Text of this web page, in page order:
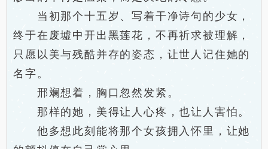
当初那个十五岁、写着干净诗句的少女，
终于在废墟中开出黑莲花，不再祈求被理解，
只愿以美与残酷并存的姿态，让世人记住她的
名字。
邢斓想着，胸口忽然发紧。
那样的她，美得让人心疼，也让人害怕。
他多想此刻能将那个女孩拥入怀里，让她